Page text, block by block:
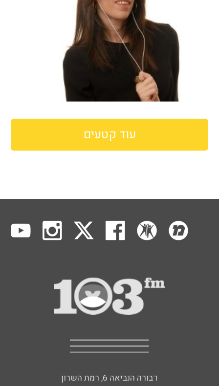
עוד קטעים
דבורה הנביאה 6, רמת השרון